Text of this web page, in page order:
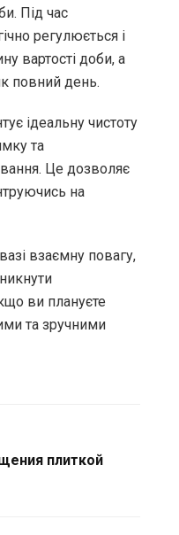
Під час
регулюється і
вартості доби, а
повний день.
ідеальну чистоту
та
Це дозволяє
на
взаємну повагу,
ви плануєте
та зручними
плиткой